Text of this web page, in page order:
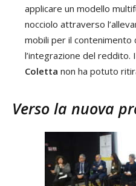
applicare un modello
nocciolo attraverso
mobili per il contenimento
l’integrazione del reddito.
Coletta non ha potuto
Verso la nuova